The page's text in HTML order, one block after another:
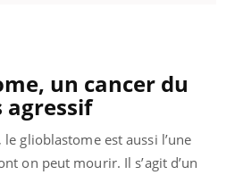
un cancer du
agressif
le glioblastome est aussi l’une
on peut mourir. Il s’agit d’un